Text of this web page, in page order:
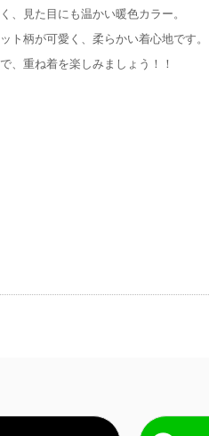
、見た目にも温かい暖色カラー。
ト柄が可愛く、柔らかい着心地です。
、重ね着を楽しみましょう！！